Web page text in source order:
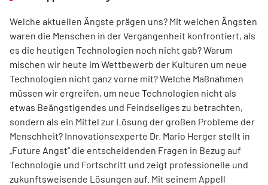
Welche aktuellen Ängste prägen uns? Mit welchen Ängsten
waren die Menschen in der Vergangenheit konfrontiert, als
es die heutigen Technologien noch nicht gab? Warum
mischen wir heute im Wettbewerb der Kulturen um neue
Technologien nicht ganz vorne mit? Welche Maßnahmen
müssen wir ergreifen, um neue Technologien nicht als
etwas Beängstigendes und Feindseliges zu betrachten,
sondern als ein Mittel zur Lösung der großen Probleme der
Menschheit? Innovationsexperte Dr. Mario Herger stellt in
„Future Angst“ die entscheidenden Fragen in Bezug auf
Technologie und Fortschritt und zeigt professionelle und
zukunftsweisende Lösungen auf. Mit seinem Appell